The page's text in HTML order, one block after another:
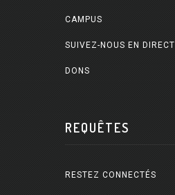
CAMPUS
SUIVEZ-NOUS EN DIRECT
DONS
REQUÊTES
RESTEZ CONNECTÉS